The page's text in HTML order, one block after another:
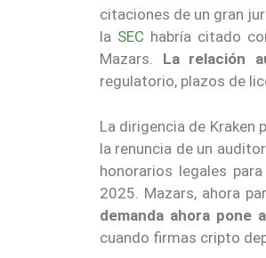
citaciones de un gran
la SEC habría citado
Mazars. La relación
regulatorio, plazos de
La dirigencia de Kraken
la renuncia de un
honorarios legales
2025. Mazars, ahora
demanda ahora pone
cuando firmas cripto